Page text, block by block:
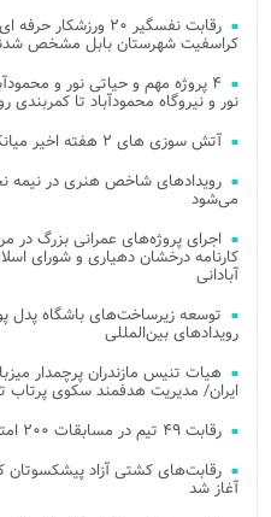
کراسفیت شهرستان بابل مشخص
۴ پروژه مهم و حیاتی نور و
نور و نیروگاه محمودآباد تا کمربندی
آتش‌ سوزی‌ های ۲ هفته اخیر میانکاله عمدی بود
می‌شود
اجرای پروژه‌های عمرانی بزرگ
کارنامه درخشان دهیاری و شورای
آبادانی
توسعه زیرساخت‌های باشگاه پدل
رویدادهای بین‌المللی
هیات تنیس مازندران پرچمدار
ایران/ مدیریت هدفمند سکوی پرتاب
رقابت ۴۹ تیم در مسابقات ۲۰۰ امتیازی تنیس ساحلی کشور در مازندران
آغاز شد